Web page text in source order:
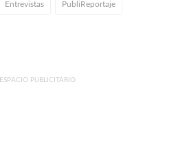
Entrevistas PubliReportaje
ESPACIO PUBLICITARIO